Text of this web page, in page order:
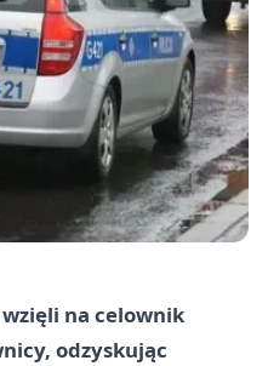
na celownik
odzyskując